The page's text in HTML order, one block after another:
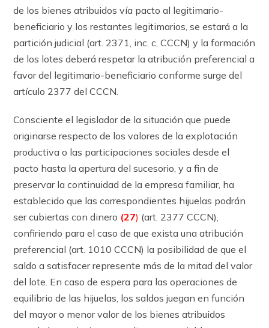
de los bienes atribuidos vía pacto al legitimario-
beneficiario y los restantes legitimarios, se estará a la
partición judicial (art. 2371, inc. c, CCCN) y la formación
de los lotes deberá respetar la atribución preferencial a
favor del legitimario-beneficiario conforme surge del
ar­tícu­lo 2377 del CCCN.
Consciente el legislador de la situación que puede
originarse respecto de los valores de la explotación
productiva o las participaciones sociales desde el
pacto hasta la apertura del sucesorio, y a fin de
preservar la continuidad de la empresa familiar, ha
establecido que las correspondientes hijuelas podrán
ser cubiertas con dinero (27) (art. 2377 CCCN),
confiriendo para el caso de que exista una atribución
preferencial (art. 1010 CCCN) la posibilidad de que el
saldo a satisfacer represente más de la mitad del valor
del lote. En caso de espera para las operaciones de
equilibrio de las hijuelas, los saldos juegan en función
del mayor o menor valor de los bienes atribuidos